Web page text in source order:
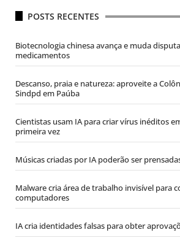
POSTS RECENTES
Biotecnologia chinesa avança e muda
medicamentos
Descanso, praia e natureza: aproveite a
Sindpd em Paúba
Cientistas usam IA para criar vírus inéditos
primeira vez
Músicas criadas por IA poderão ser
Malware cria área de trabalho invisível para
computadores
IA cria identidades falsas para obter